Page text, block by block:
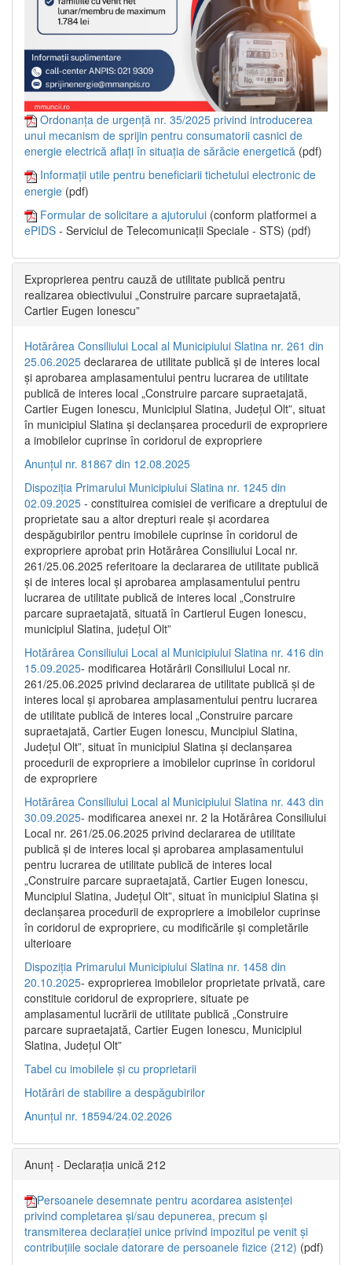
Ordonanța de urgență nr. 35/2025 privind introducerea
unui mecanism de sprijin pentru consumatorii casnici de
energie electrică aflați în situația de sărăcie energetică (pdf)
Informații utile pentru beneficiarii tichetului electronic de
energie (pdf)
Formular de solicitare a ajutorului (conform platformei a
ePIDS - Serviciul de Telecomunicații Speciale - STS) (pdf)
Exproprierea pentru cauză de utilitate publică pentru
realizarea obiectivului „Construire parcare supraetajată,
Cartier Eugen Ionescu”
Hotărârea Consiliului Local al Municipiului Slatina nr. 261 din
25.06.2025 declararea de utilitate publică și de interes local
și aprobarea amplasamentului pentru lucrarea de utilitate
publică de interes local „Construire parcare supraetajată,
Cartier Eugen Ionescu, Municipiul Slatina, Județul Olt”, situat
în municipiul Slatina și declanșarea procedurii de expropriere
a imobilelor cuprinse în coridorul de expropriere
Anunțul nr. 81867 din 12.08.2025
Dispoziția Primarului Municipiului Slatina nr. 1245 din
02.09.2025 - constituirea comisiei de verificare a dreptului de
proprietate sau a altor drepturi reale și acordarea
despăgubirilor pentru imobilele cuprinse în coridorul de
expropriere aprobat prin Hotărârea Consiliului Local nr.
261/25.06.2025 referitoare la declararea de utilitate publică
și de interes local și aprobarea amplasamentului pentru
lucrarea de utilitate publică de interes local „Construire
parcare supraetajată, situată în Cartierul Eugen Ionescu,
municipiul Slatina, județul Olt”
Hotărârea Consiliului Local al Municipiului Slatina nr. 416 din
15.09.2025- modificarea Hotărârii Consiliului Local nr.
261/25.06.2025 privind declararea de utilitate publică și de
interes local și aprobarea amplasamentului pentru lucrarea
de utilitate publică de interes local „Construire parcare
supraetajată, Cartier Eugen Ionescu, Muncipiul Slatina,
Județul Olt”, situat în municipiul Slatina și declanșarea
procedurii de expropriere a imobilelor cuprinse în coridorul
de expropriere
Hotărârea Consiliului Local al Municipiului Slatina nr. 443 din
30.09.2025- modificarea anexei nr. 2 la Hotărârea Consiliului
Local nr. 261/25.06.2025 privind declararea de utilitate
publică şi de interes local şi aprobarea amplasamentului
pentru lucrarea de utilitate publică de interes local
„Construire parcare supraetajată, Cartier Eugen Ionescu,
Muncipiul Slatina, Judeţul Olt”, situat în municipiul Slatina şi
declanşarea procedurii de expropriere a imobilelor cuprinse
în coridorul de expropriere, cu modificările şi completările
ulterioare
Dispoziția Primarului Municipiului Slatina nr. 1458 din
20.10.2025- exproprierea imobilelor proprietate privată, care
constituie coridorul de expropriere, situate pe
amplasamentul lucrării de utilitate publică „Construire
parcare supraetajată, Cartier Eugen Ionescu, Municipiul
Slatina, Județul Olt”
Tabel cu imobilele și cu proprietarii
Hotărâri de stabilire a despăgubirilor
Anunțul nr. 18594/24.02.2026
Anunț - Declarația unică 212
Persoanele desemnate pentru acordarea asistenței
privind completarea și/sau depunerea, precum și
transmiterea declarației unice privind impozitul pe venit și
contribuțiile sociale datorare de persoanele fizice (212) (pdf)